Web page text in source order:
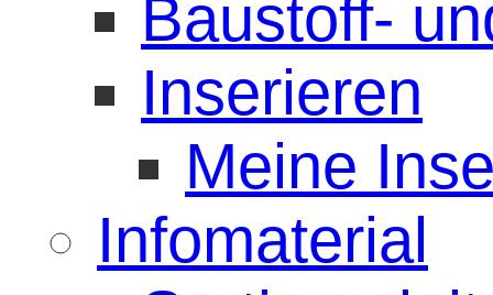
Baustoff-
Inserieren
Meine
Infomaterial